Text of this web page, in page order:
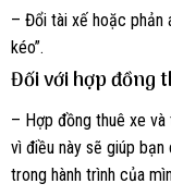
– Đổi tài xế hoặc phản
kéo”.
Đối với hợp đồng
– Hợp đồng thuê xe
vì điều này sẽ giúp
trong hành trình của